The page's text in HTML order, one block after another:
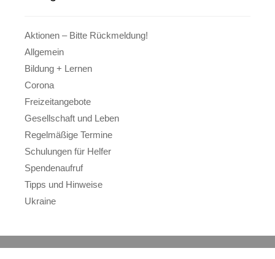
Aktionen – Bitte Rückmeldung!
Allgemein
Bildung + Lernen
Corona
Freizeitangebote
Gesellschaft und Leben
Regelmäßige Termine
Schulungen für Helfer
Spendenaufruf
Tipps und Hinweise
Ukraine